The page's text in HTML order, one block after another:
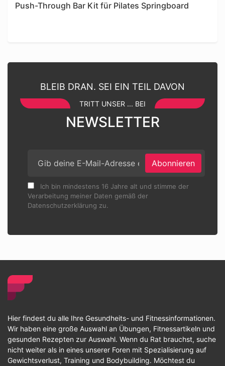
Push-Through Bar Kit für Pilates Springboard
BLEIB DRAN. SEI EIN TEIL DAVON
TRITT UNSER ... BEI
NEWSLETTER
Abonnieren
Ich bin mindestens 16 Jahre alt und stimme der
Verarbeitung meiner Daten gemäß der
Datenschutzerklärung zu.
Hier findest du alle Ihre Gesundheits- und Fitnessinformationen.
Wir haben eine große Auswahl an Übungen, Fitnessartikeln und
gesunden Rezepten zur Auswahl. Wenn du Rat brauchst, suche
nicht weiter als in eines unserer Foren mit Spezialisierung auf
Gewichtsverlust, Training und Bodybuilding. Möchtest du